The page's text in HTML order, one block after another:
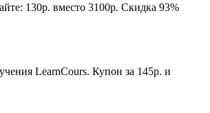
130р. вместо 3100р. Скидка 93%
LearnCours. Купон за 145р. и